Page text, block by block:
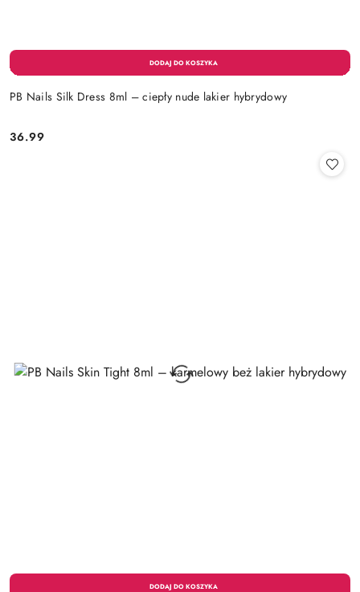
PB Nails Silk Dress 8ml – ciepły nude lakier hybrydowy
Cena:
36.99